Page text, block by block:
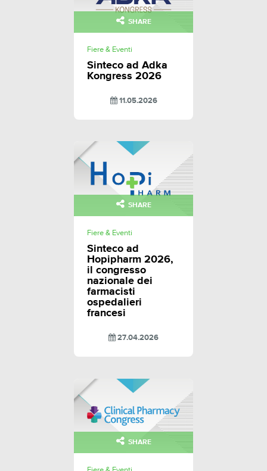
SHARE
Fiere & Eventi
Sinteco ad Adka
Kongress 2026
11.05.2026
SHARE
Fiere & Eventi
Sinteco ad
Hopipharm 2026,
il congresso
nazionale dei
farmacisti
ospedalieri
francesi
27.04.2026
SHARE